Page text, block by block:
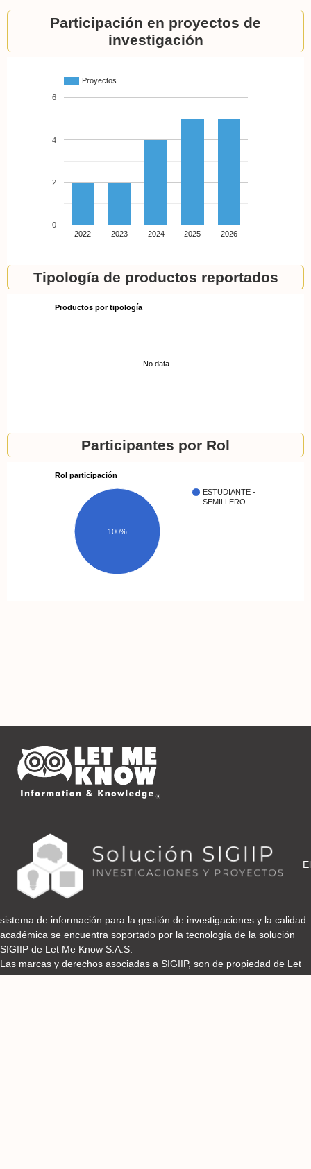
Participación en proyectos de
investigación
Proyectos
2022 2023 2024 2025 2026
0
2
4
6
Tipología de productos reportados
Productos por tipología
No data
Participantes por Rol
Rol participación
ESTUDIANTE -
SEMILLERO
100%
El
sistema de información para la gestión de investigaciones y la calidad
académica se encuentra soportado por la tecnología de la solución
SIGIIP de Let Me Know S.A.S.
Las marcas y derechos asociadas a SIGIIP, son de propiedad de Let
Me Know S.A.S y se encuentran protegidos por derechos de autor e